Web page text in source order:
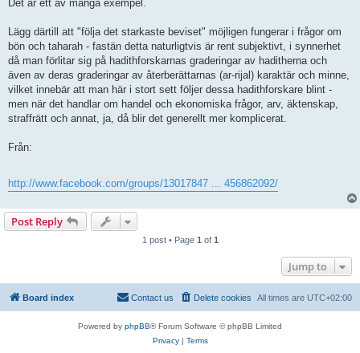
Det är ett av många exempel.
Lägg därtill att "följa det starkaste beviset" möjligen fungerar i frågor om
bön och taharah - fastän detta naturligtvis är rent subjektivt, i synnerhet
då man förlitar sig på hadithforskarnas graderingar av haditherna och
även av deras graderingar av återberättarnas (ar-rijal) karaktär och minne,
vilket innebär att man här i stort sett följer dessa hadithforskare blint -
men när det handlar om handel och ekonomiska frågor, arv, äktenskap,
straffrätt och annat, ja, då blir det generellt mer komplicerat.
Från:
http://www.facebook.com/groups/13017847 ... 456862092/
Post Reply
1 post • Page 1 of 1
Jump to
Board index All times are UTC+02:00
Delete cookies
Contact us
Powered by phpBB® Forum Software © phpBB Limited
Privacy| Terms